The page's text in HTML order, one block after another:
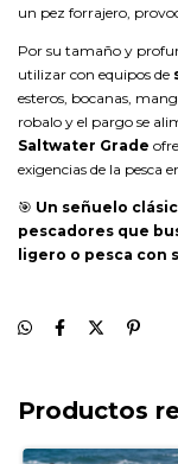
un pez forrajero,
Por su tamaño y
utilizar con equipos de
esteros, bocanas,
robalo y el pargo se
Saltwater Grade
exigencias de la pesca
🎯 Un señuelo
pescadores que
ligero o pesca con
Productos